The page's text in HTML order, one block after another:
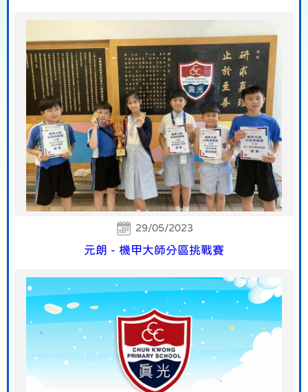
29/05/2023
元朗 - 機甲大師分區挑戰賽